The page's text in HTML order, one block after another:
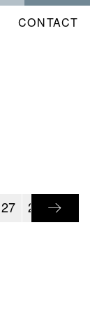
CONTACT
27 28 29